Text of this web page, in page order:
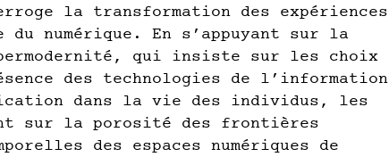
la transformation des expériences
numérique. En s’appuyant sur la
qui insiste sur les choix
des technologies de l’information
dans la vie des individus, les
sur la porosité des frontières
des espaces numériques de